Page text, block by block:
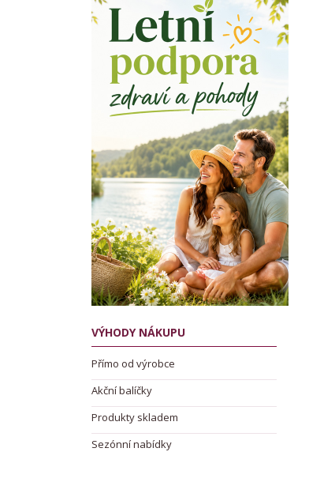
VÝHODY NÁKUPU
Přímo od výrobce
Akční balíčky
Produkty skladem
Sezónní nabídky